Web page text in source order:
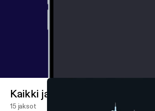
Kaikki jaksot
15 jaksot